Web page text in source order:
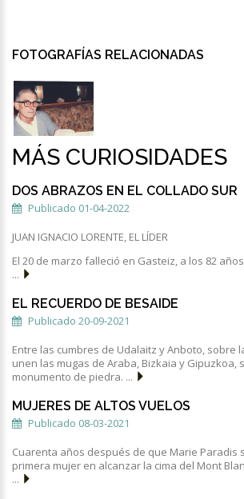
FOTOGRAFÍAS RELACIONADAS
MÁS CURIOSIDADES
DOS ABRAZOS EN EL COLLADO SUR
Publicado 01-04-2022
JUAN IGNACIO LORENTE, EL LÍDER
El 20 de marzo falleció en Gasteiz, a los 82
...
EL RECUERDO DE BESAIDE
Publicado 20-09-2021
Entre las cumbres de Udalaitz y Anboto, sobre
unen las mugas de Araba, Bizkaia y Gipuzkoa,
monumento de piedra. ...
MUJERES DE ALTOS VUELOS
Publicado 08-03-2021
Cuarenta años después de que Marie Paradis
primera mujer en alcanzar la cima del Mont
...